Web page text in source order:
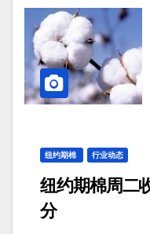
纽约期棉 行业动态
纽约期棉周二
分